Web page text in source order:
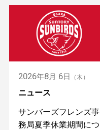
2026年8月 6日 （木）
ニュース
サンバーズフレンズ事
務局夏季休業期間につ